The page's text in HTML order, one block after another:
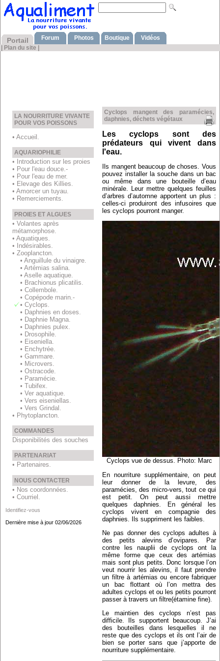
Portail Forum Photos Boutique
Vidéos
Plan du site
LA NOURRITURE VIVANTE
POUR VOS POISSONS
• Accueil.
AQUARIOPHILIE
• Introduction sur les proies
• Pour l'eau douce.-
• Pour l'eau de mer.
• Elevage des Killies.
• Amorcer un tuyau.
• Remerciements.
PROIES ET ALGUES
• Volantes après
métamorphose.
• Aquatiques.
• Indésirables.
• Zooplancton.
• Anguillule du vinaigre.
• Artémias salina.
• Aselle aquatique.
• Brachionus plicatilis.
• Collembole.
• Copépode marin.-
• Cyclops.
• Daphnies en doses.
• Daphnie Magna.
• Daphnies pulex.
• Drosophile.
• Eiseniella.
• Enchytrée.
• Gammare.
• Microvers.
• Ostracode.
• Paramécie.
• Tubifex.
• Ver aquatique.
• Vers eiseniellas.
• Vers Grindal.
• Phytoplancton.
COMMANDES
Disponibilités des souches
PARTENARIAT
• Partenaires.
NOUS CONTACTER
• Nos coordonnées.
• Courriel.
Identifiez-vous
Dernière mise à jour 02/06/2026
Cyclops mangent des paramécies,
daphnies, déchets végétaux
Les cyclops sont des
prédateurs qui vivent dans
l'eau.
Ils mangent beaucoup de choses. Vous
pouvez installer la souche dans un bac
ou même dans une bouteille d’eau
minérale. Leur mettre quelques feuilles
d’arbres d’automne apportent un plus :
celles-ci produiront des infusoires que
les cyclops pourront manger.
Cyclops vue de dessus. Photo: Marc
En nourriture supplémentaire, on peut
leur donner de la levure, des
paramécies, des micro-vers, tout ce qui
est petit. On peut aussi mettre
quelques daphnies. En général les
cyclops vivent en compagnie des
daphnies. Ils suppriment les faibles.
Ne pas donner des cyclops adultes à
des petits alevins d’ovipares. Par
contre les nauplii de cyclops ont la
même forme que ceux des artémias
mais sont plus petits. Donc lorsque l’on
veut nourrir les alevins, il faut prendre
un filtre à artémias ou encore fabriquer
un bac flottant où l’on mettra des
adultes cyclops et ou les petits pourront
passer à travers un filtre(étamine fine).
Le maintien des cyclops n’est pas
difficile. Ils supportent beaucoup. J’ai
des bouteilles dans lesquelles il ne
reste que des cyclops et ils ont l’air de
bien se porter sans que j’apporte de
nourriture supplémentaire.